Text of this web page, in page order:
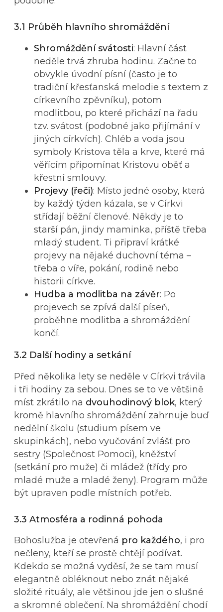
3.1 Průběh hlavního shromáždění
Shromáždění svátosti: Hlavní část
neděle trvá zhruba hodinu. Začne to
obvykle úvodní písní (často je to
tradiční křesťanská melodie s textem z
církevního zpěvníku), potom
modlitbou, po které přichází na řadu
tzv. svátost (podobné jako přijímání v
jiných církvích). Chléb a voda jsou
symboly Kristova těla a krve, které má
věřícím připomínat Kristovu oběť a
křestní smlouvy.
Projevy (řeči): Místo jedné osoby, která
by každý týden kázala, se v Církvi
střídají běžní členové. Někdy je to
starší pán, jindy maminka, příště třeba
mladý student. Ti připraví krátké
projevy na nějaké duchovní téma –
třeba o víře, pokání, rodině nebo
historii církve.
Hudba a modlitba na závěr: Po
projevech se zpívá další píseň,
proběhne modlitba a shromáždění
končí.
3.2 Další hodiny a setkání
Před několika lety se neděle v Církvi trávila
i tři hodiny za sebou. Dnes se to ve většině
míst zkrátilo na dvouhodinový blok, který
kromě hlavního shromáždění zahrnuje buď
nedělní školu (studium písem ve
skupinkách), nebo vyučování zvlášť pro
sestry (Společnost Pomoci), kněžství
(setkání pro muže) či mládež (třídy pro
mladé muže a mladé ženy). Program může
být upraven podle místních potřeb.
3.3 Atmosféra a rodinná pohoda
Bohoslužba je otevřená pro každého, i pro
nečleny, kteří se prostě chtějí podívat.
Kdekdo se možná vyděsí, že se tam musí
elegantně obléknout nebo znát nějaké
složité rituály, ale většinou jde jen o slušné
a skromné oblečení. Na shromáždění chodí